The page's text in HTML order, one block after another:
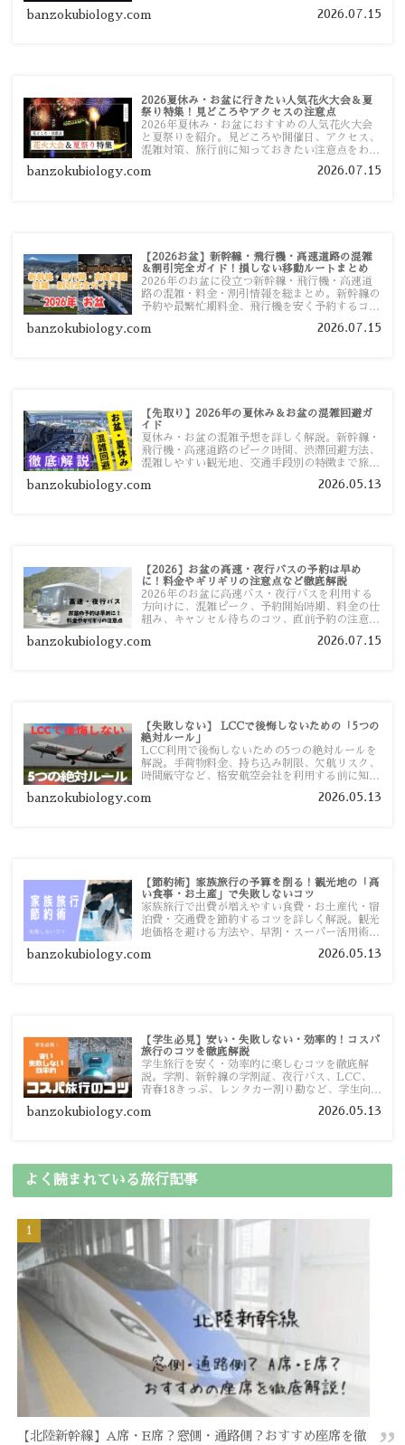
す。
banzokubiology.com 2026.07.15
2026夏休み・お盆に行きたい人気花火大会＆夏
祭り特集！見どころやアクセスの注意点
2026年夏休み・お盆におすすめの人気花火大会
と夏祭りを紹介。見どころや開催日、アクセス、
混雑対策、旅行前に知っておきたい注意点をわか
banzokubiology.com 2026.07.15
【2026お盆】新幹線・飛行機・高速道路の混雑
＆割引完全ガイド！損しない移動ルートまとめ
2026年のお盆に役立つ新幹線・飛行機・高速道
路の混雑・料金・割引情報を総まとめ。新幹線の
予約や最繁忙期料金、飛行機を安く予約するコ
い移動方法を分かりやすく解説します。
banzokubiology.com 2026.07.15
【先取り】2026年の夏休み＆お盆の混雑回避ガ
イド
夏休み・お盆の混雑予想を詳しく解説。新幹線・
飛行機・高速道路のピーク時間、渋滞回避方法、
混雑しやすい観光地、交通手段別の特徴まで旅行
banzokubiology.com 2026.05.13
【2026】お盆の高速・夜行バスの予約は早め
に！料金やギリギリの注意点など徹底解説
2026年のお盆に高速バス・夜行バスを利用する
方向けに、混雑ピーク、予約開始時期、料金の仕
組み、キャンセル待ちのコツ、直前予約の注意点
banzokubiology.com 2026.07.15
【失敗しない】 LCCで後悔しないための「5つの
絶対ルール」
LCC利用で後悔しないための5つの絶対ルールを
解説。手荷物料金、持ち込み制限、欠航リスク、
時間厳守など、格安航空会社を利用する前に知っ
す。
banzokubiology.com 2026.05.13
【節約術】家族旅行の予算を削る！観光地の「高
い食事・お土産」で失敗しないコツ
家族旅行で出費が増えやすい食費・お土産代・宿
泊費・交通費を節約するコツを詳しく解説。観光
地価格を避ける方法や、早割・スーパー活用術、
banzokubiology.com 2026.05.13
【学生必見】安い・失敗しない・効率的！コスパ
旅行のコツを徹底解説
学生旅行を安く・効率的に楽しむコツを徹底解
説。学割、新幹線の学割証、夜行バス、LCC、
青春18きっぷ、レンタカー割り勘など、学生向け
banzokubiology.com 2026.05.13
よく読まれている旅行記事
【北陸新幹線】A席・E席？窓側・通路側？おすすめ座席を徹